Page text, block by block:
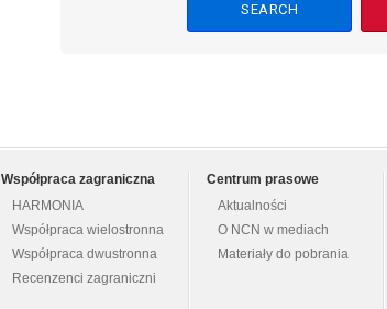
Współpraca zagraniczna
HARMONIA
Współpraca wielostronna
Współpraca dwustronna
Recenzenci zagraniczni
Centrum prasowe
Aktualności
O NCN w mediach
Materiały do pobrania